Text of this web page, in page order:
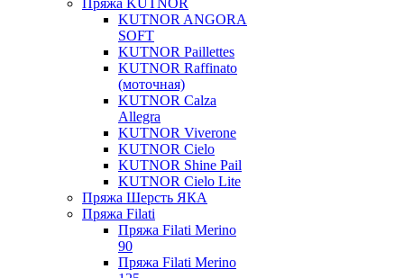
Пряжа KUTNOR
KUTNOR ANGORA
SOFT
KUTNOR Paillettes
KUTNOR Raffinato
(моточная)
KUTNOR Calza
Allegra
KUTNOR Viverone
KUTNOR Cielo
KUTNOR Shine Pail
KUTNOR Cielo Lite
Пряжа Шерсть ЯКА
Пряжа Filati
Пряжа Filati Merino
90
Пряжа Filati Merino